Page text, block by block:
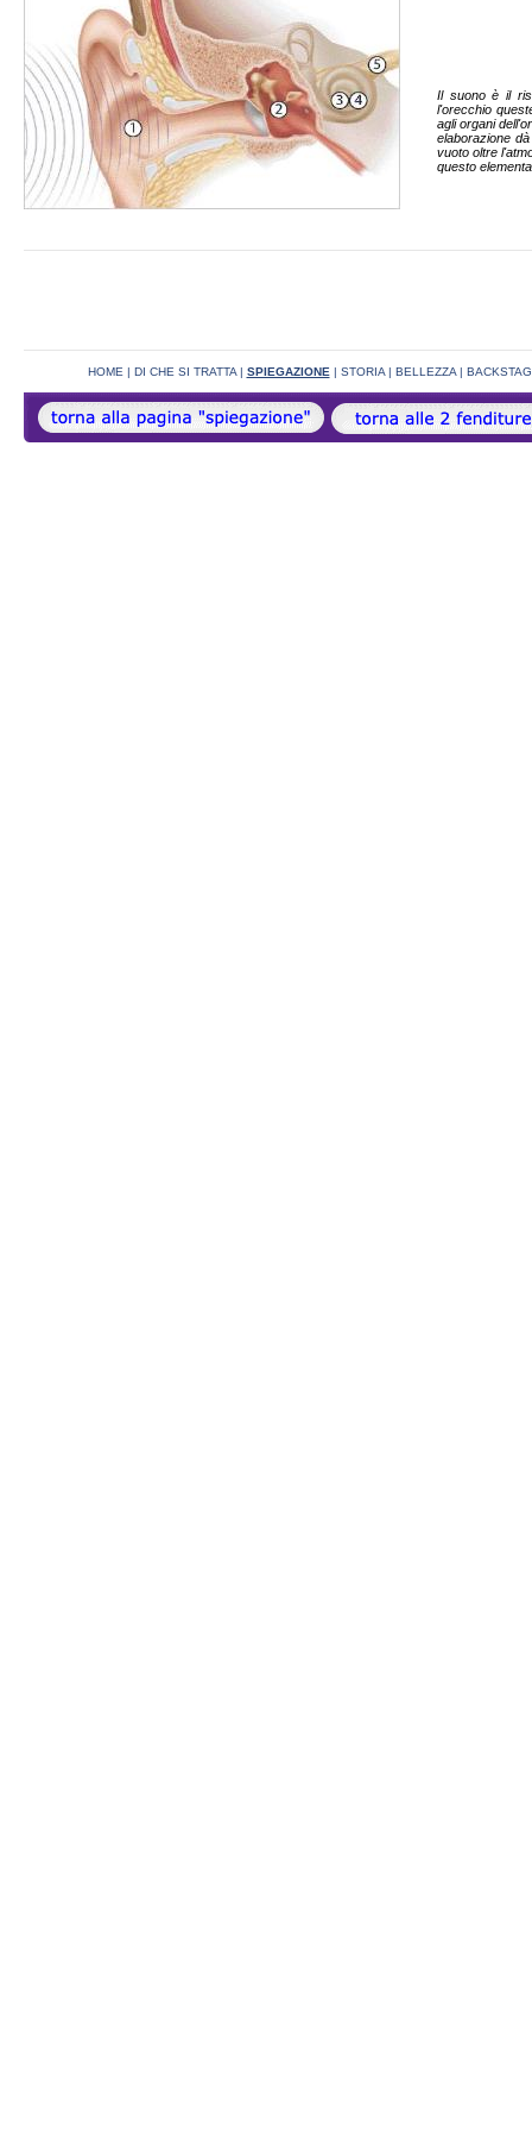
Il suono è il
l'orecchio
agli organi
elaborazione
vuoto oltre
questo
HOME | DI CHE SI TRATTA| SPIEGAZIONE | STORIA | BELLEZZA |